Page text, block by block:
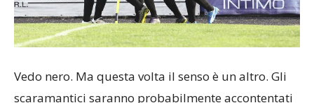
Vedo nero. Ma questa volta il senso è un altro. Gli
scaramantici saranno probabilmente accontentati